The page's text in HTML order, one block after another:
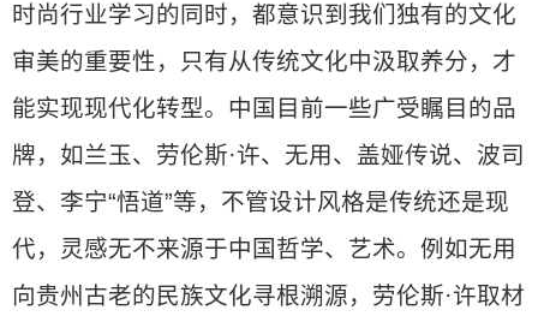
时尚行业学习的同时，都意识到我们独有的文化
审美的重要性，只有从传统文化中汲取养分，才
能实现现代化转型。中国目前一些广受瞩目的品
牌，如兰玉、劳伦斯·许、无用、盖娅传说、波司
登、李宁“悟道”等，不管设计风格是传统还是现
代，灵感无不来源于中国哲学、艺术。例如无用
向贵州古老的民族文化寻根溯源，劳伦斯·许取材